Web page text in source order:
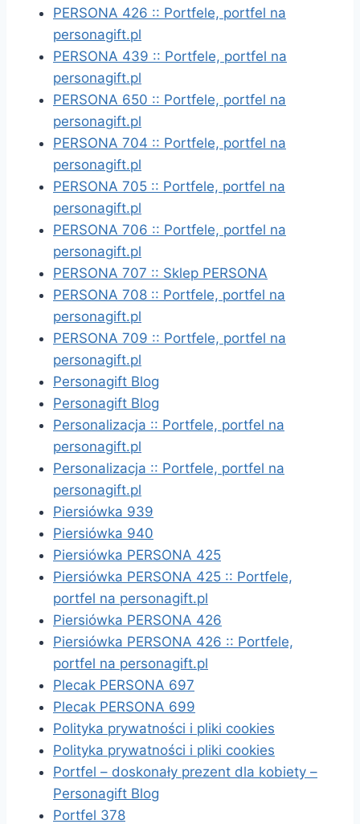
PERSONA 426 :: Portfele, portfel na
personagift.pl
PERSONA 439 :: Portfele, portfel na
personagift.pl
PERSONA 650 :: Portfele, portfel na
personagift.pl
PERSONA 704 :: Portfele, portfel na
personagift.pl
PERSONA 705 :: Portfele, portfel na
personagift.pl
PERSONA 706 :: Portfele, portfel na
personagift.pl
PERSONA 707 :: Sklep PERSONA
PERSONA 708 :: Portfele, portfel na
personagift.pl
PERSONA 709 :: Portfele, portfel na
personagift.pl
Personagift Blog
Personagift Blog
Personalizacja :: Portfele, portfel na
personagift.pl
Personalizacja :: Portfele, portfel na
personagift.pl
Piersiówka 939
Piersiówka 940
Piersiówka PERSONA 425
Piersiówka PERSONA 425 :: Portfele,
portfel na personagift.pl
Piersiówka PERSONA 426
Piersiówka PERSONA 426 :: Portfele,
portfel na personagift.pl
Plecak PERSONA 697
Plecak PERSONA 699
Polityka prywatności i pliki cookies
Polityka prywatności i pliki cookies
Portfel – doskonały prezent dla kobiety –
Personagift Blog
Portfel 378